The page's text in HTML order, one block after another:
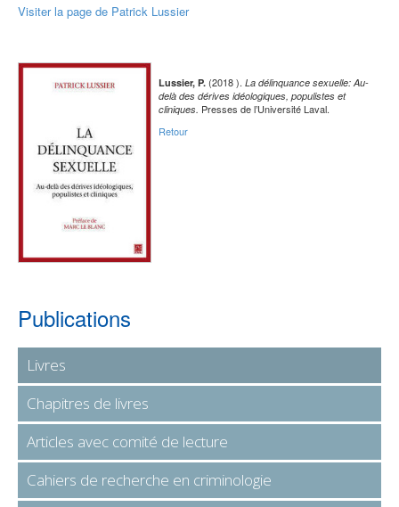
Visiter la page de Patrick Lussier
Lussier, P. (2018 ). La délinquance sexuelle: Au-
delà des dérives idéologiques, populistes et
cliniques. Presses de l’Université Laval.
Retour
Publications
Livres
Chapitres de livres
Articles avec comité de lecture
Cahiers de recherche en criminologie